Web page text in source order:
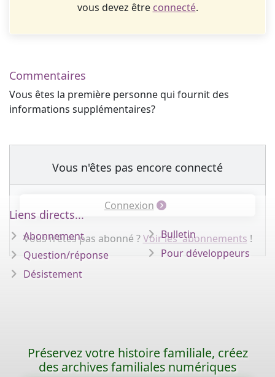
vous devez être connecté.
Commentaires
Vous êtes la première personne qui fournit des
informations supplémentaires?
Vous n'êtes pas encore connecté
Connexion
Vous n'êtes pas abonné ?Voir les abonnements !
Liens directs...
Abonnement
Question/réponse
Désistement
Bulletin
Pour développeurs
Préservez votre histoire familiale, créez
des archives familiales numériques